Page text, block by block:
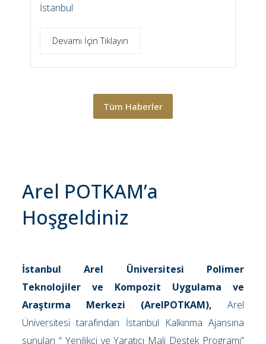
İstanbul
Devamı İçin Tıklayın
Tüm Haberler
Arel POTKAM’a
Hoşgeldiniz
İstanbul Arel Üniversitesi Polimer
Teknolojiler ve Kompozit Uygulama ve
Araştırma Merkezi (ArelPOTKAM), Arel
Üniversitesi tarafından İstanbul Kalkınma Ajansına
sunulan “ Yenilikçi ve Yaratıcı Mali Destek Programı”